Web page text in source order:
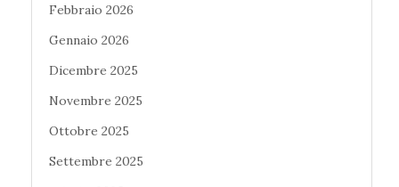
Febbraio 2026
Gennaio 2026
Dicembre 2025
Novembre 2025
Ottobre 2025
Settembre 2025